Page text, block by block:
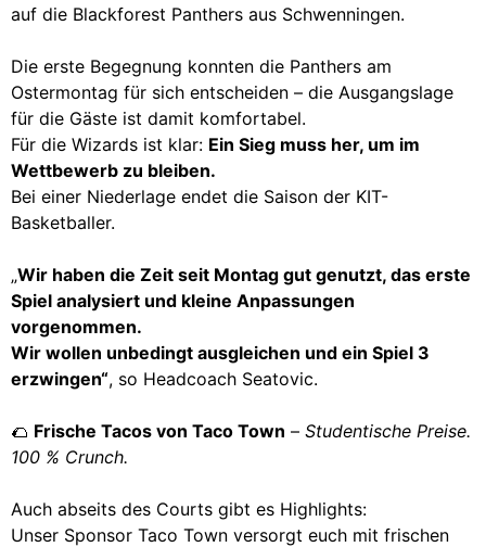
auf die Blackforest Panthers aus Schwenningen.
Die erste Begegnung konnten die Panthers am
Ostermontag für sich entscheiden – die Ausgangslage
für die Gäste ist damit komfortabel.
Für die Wizards ist klar: Ein Sieg muss her, um im
Wettbewerb zu bleiben.
Bei einer Niederlage endet die Saison der KIT-
Basketballer.
„Wir haben die Zeit seit Montag gut genutzt, das erste
Spiel analysiert und kleine Anpassungen
vorgenommen.
Wir wollen unbedingt ausgleichen und ein Spiel 3
erzwingen“, so Headcoach Seatovic.
🌮 Frische Tacos von Taco Town – Studentische Preise.
100 % Crunch.
Auch abseits des Courts gibt es Highlights:
Unser Sponsor Taco Town versorgt euch mit frischen